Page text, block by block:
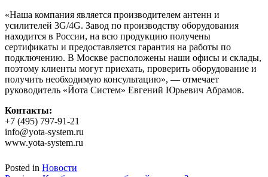
«Наша компания является производителем антенн и
усилителей 3G/4G. Завод по производству оборудования
находится в России, на всю продукцию получены
сертификаты и предоставляется гарантия на работы по
подключению. В Москве расположены наши офисы и склады,
поэтому клиенты могут приехать, проверить оборудование и
получить необходимую консультацию», — отмечает
руководитель «Йота Систем» Евгений Юрьевич Абрамов.
Контакты:
+7 (495) 797-91-21
info@yota-system.ru
www.yota-system.ru
Posted in Новости